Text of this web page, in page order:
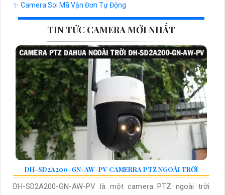
✨ Camera Soi Mã Vận Đơn Tự Động
TIN TỨC CAMERA MỚI NHẤT
DH-SD2A200-GN-AW-PV CAMERRA PTZ NGOÀI TRỜI
DH-SD2A200-GN-AW-PV là một camera PTZ ngoài trời